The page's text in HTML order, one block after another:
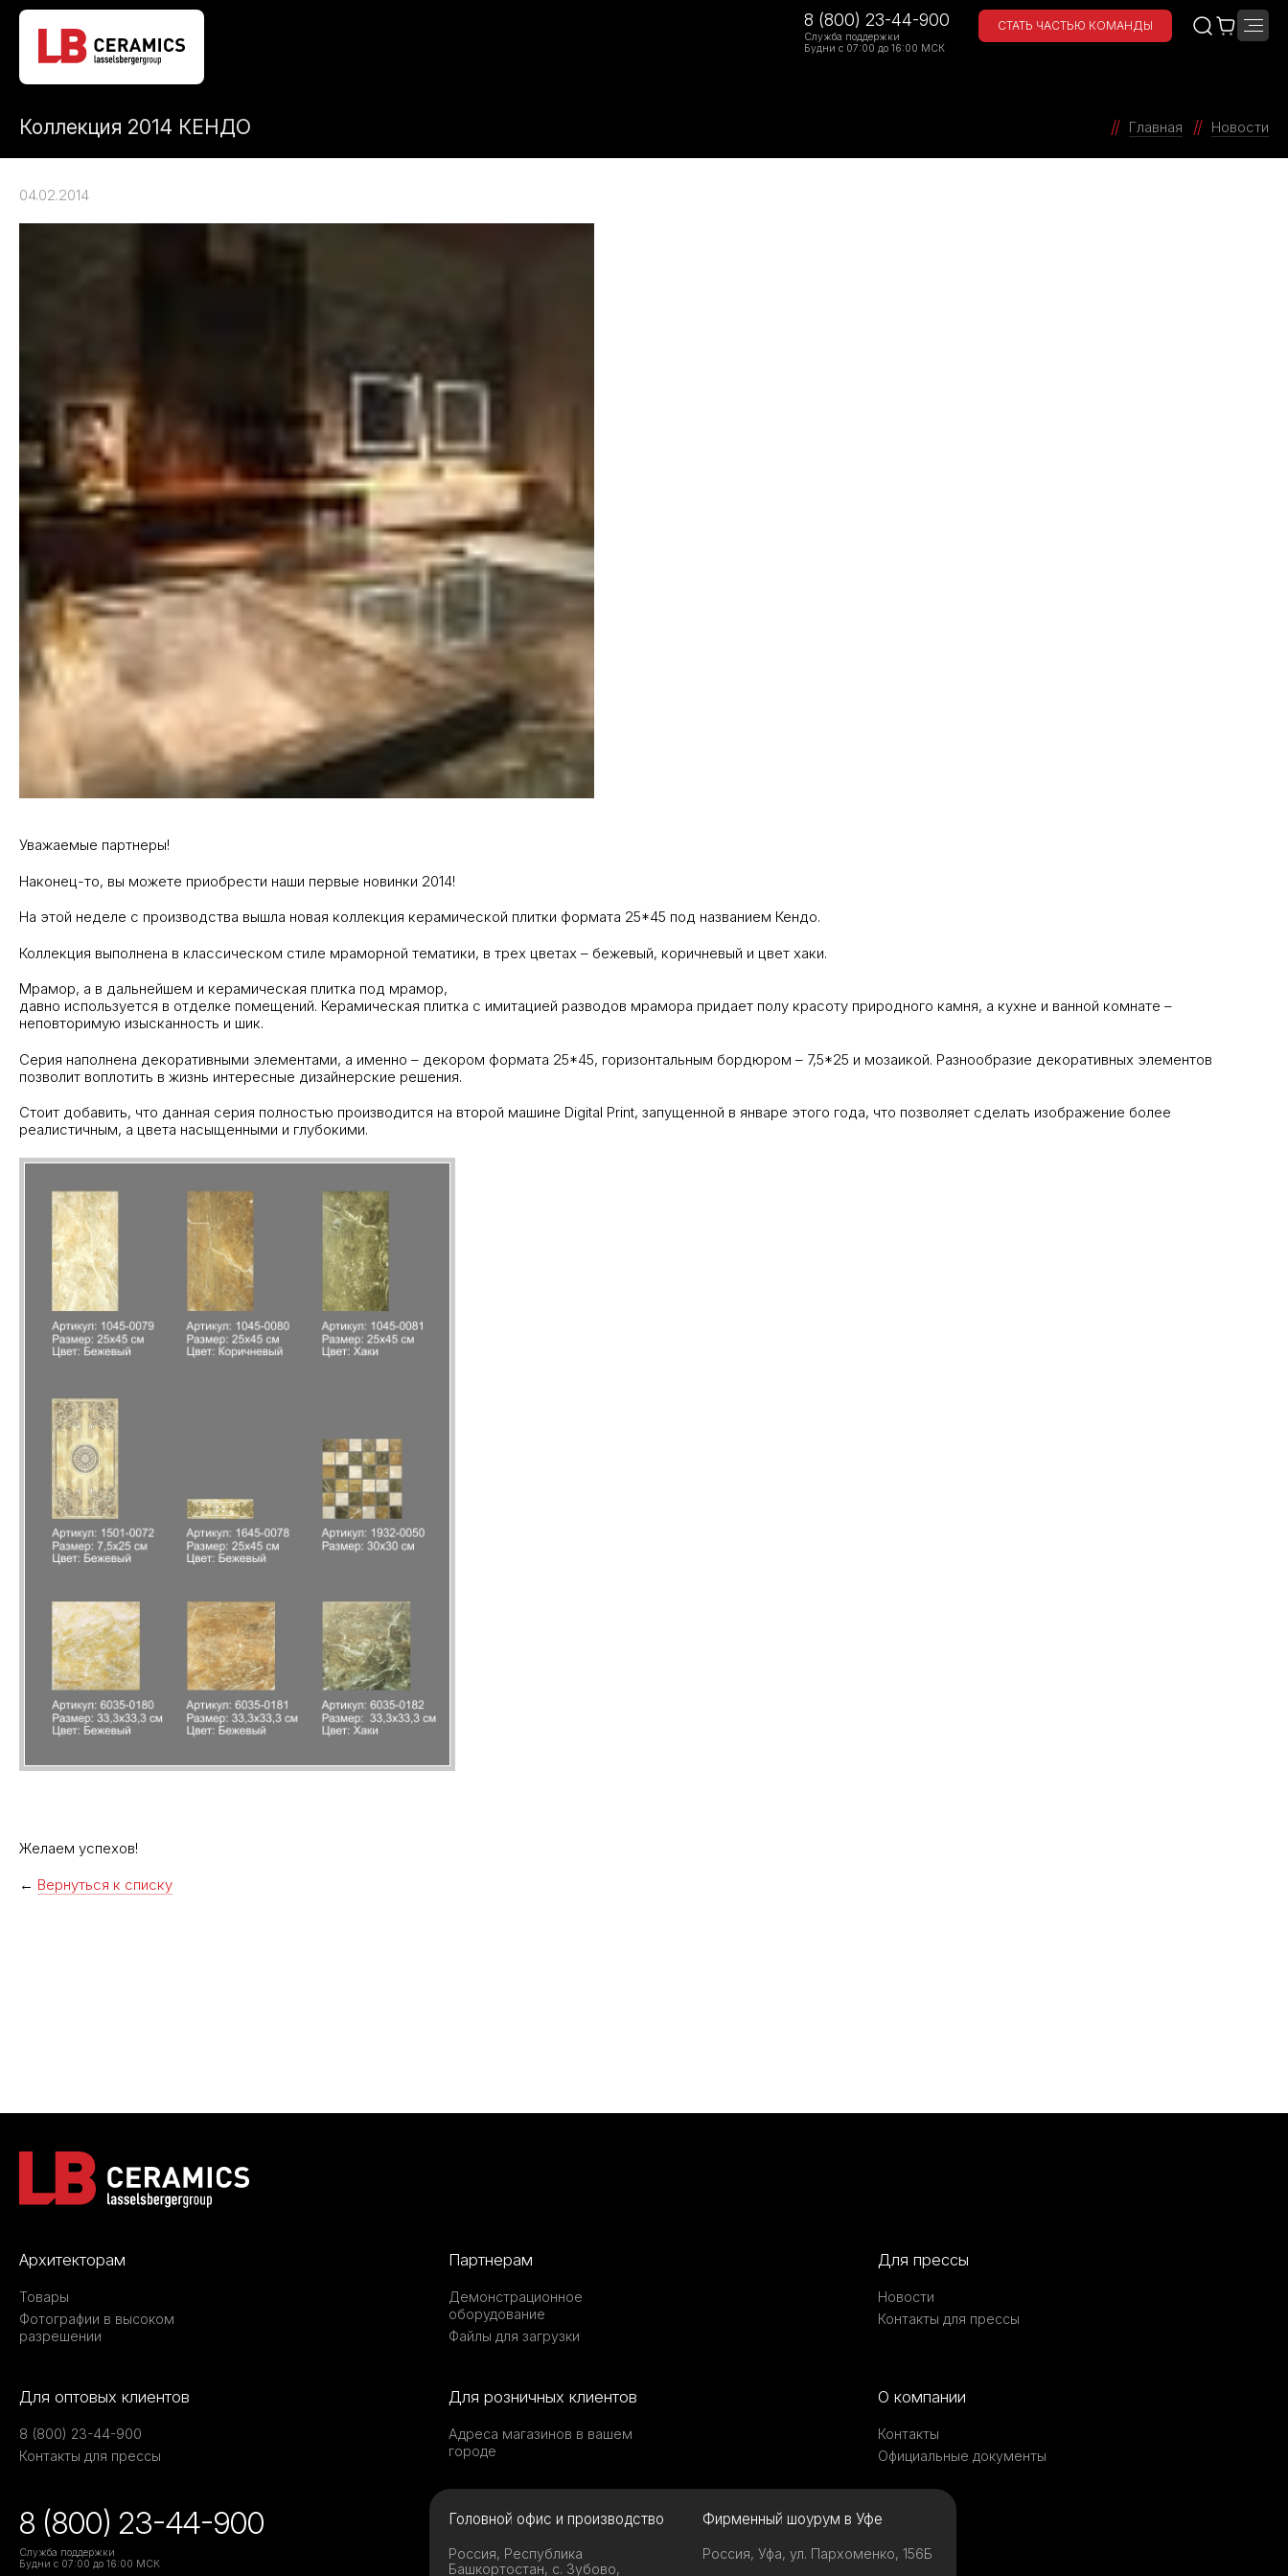
8 (800) 23-44-900
Служба поддержки
Будни с 07:00 до 16:00 МСК
СТАТЬ ЧАСТЬЮ КОМАНДЫ
Коллекция 2014 КЕНДО Главная Новости
04.02.2014
Уважаемые партнеры!
Наконец-то, вы можете приобрести наши первые новинки 2014!
На этой неделе с производства вышла новая коллекция керамической плитки формата 25*45 под названием Кендо.
Коллекция выполнена в классическом стиле мраморной тематики, в трех цветах – бежевый, коричневый и цвет хаки.
Мрамор, а в дальнейшем и керамическая плитка под мрамор,
давно используется в отделке помещений. Керамическая плитка с имитацией разводов мрамора придает полу красоту природного камня, а кухне и ванной комнате –
неповторимую изысканность и шик.
Серия наполнена декоративными элементами, а именно – декором формата 25*45, горизонтальным бордюром – 7,5*25 и мозаикой. Разнообразие декоративных элементов
позволит воплотить в жизнь интересные дизайнерские решения.
Стоит добавить, что данная серия полностью производится на второй машине Digital Print, запущенной в январе этого года, что позволяет сделать изображение более
реалистичным, а цвета насыщенными и глубокими.
Желаем успехов!
← Вернуться к списку
Архитекторам
Товары
Фотографии в высоком
разрешении
Партнерам
Демонстрационное
оборудование
Файлы для загрузки
Для прессы
Новости
Контакты для прессы
Для оптовых клиентов
8 (800) 23-44-900
Контакты для прессы
Для розничных клиентов
Адреса магазинов в вашем
городе
О компании
Контакты
Официальные документы
8 (800) 23-44-900
Служба поддержки
Будни с 07:00 до 16:00 МСК
Головной офис и производство
Россия, Республика
Башкортостан, с. Зубово,
Фирменный шоурум в Уфе
Россия, Уфа, ул. Пархоменко, 156Б